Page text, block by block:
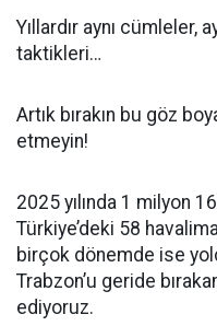
Yıllardır aynı cümleler,
taktikleri…
Artık bırakın bu göz
etmeyin!
2025 yılında 1 milyon
Türkiye’deki 58
birçok dönemde ise
Trabzon’u geride
ediyoruz.